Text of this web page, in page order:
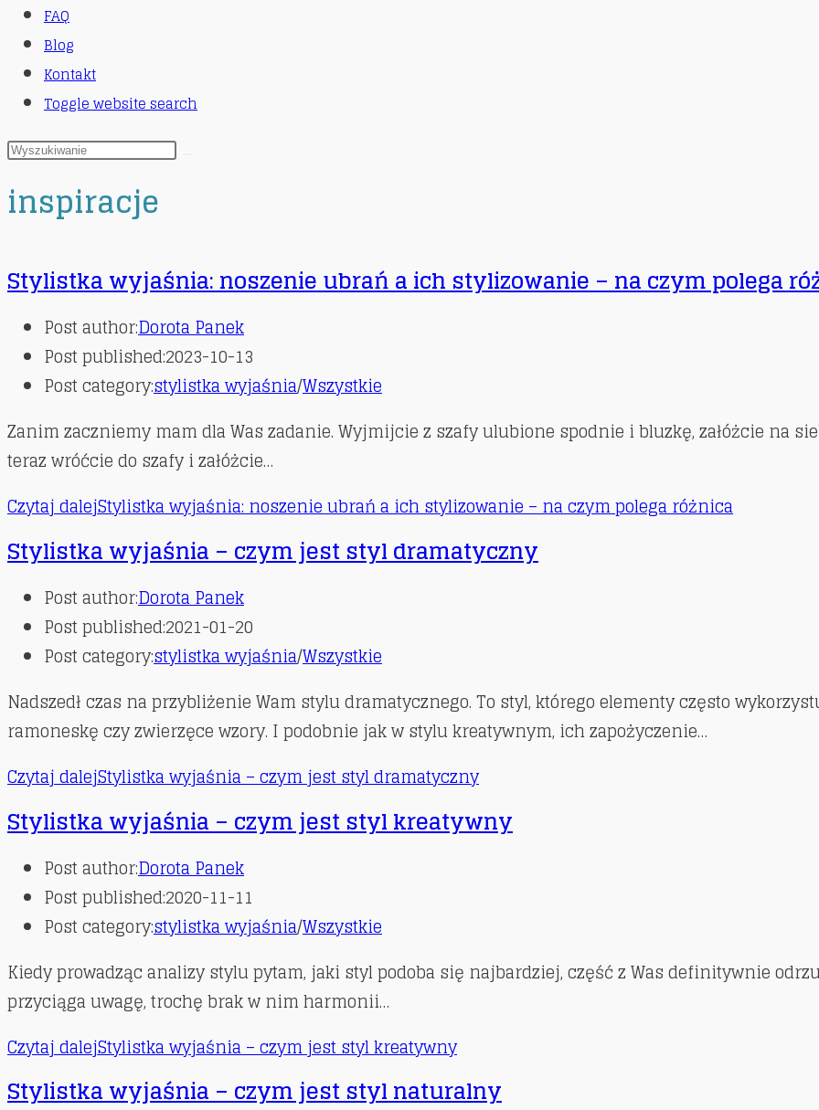
FAQ
Blog
Kontakt
Toggle website search
inspiracje
Stylistka wyjaśnia: noszenie ubrań a ich stylizowanie – na czym polega
Post author:Dorota Panek
Post published:2023-10-13
Post category:stylistka wyjaśnia/Wszystkie
Zanim zaczniemy mam dla Was zadanie. Wyjmijcie z szafy ulubione spodnie i bluzkę, załóżcie na
teraz wróćcie do szafy i załóżcie…
Czytaj dalejStylistka wyjaśnia: noszenie ubrań a ich stylizowanie – na czym polega różnica
Stylistka wyjaśnia – czym jest styl dramatyczny
Post author:Dorota Panek
Post published:2021-01-20
Post category:stylistka wyjaśnia/Wszystkie
Nadszedł czas na przybliżenie Wam stylu dramatycznego. To styl, którego elementy często
ramoneskę czy zwierzęce wzory. I podobnie jak w stylu kreatywnym, ich zapożyczenie…
Czytaj dalejStylistka wyjaśnia – czym jest styl dramatyczny
Stylistka wyjaśnia – czym jest styl kreatywny
Post author:Dorota Panek
Post published:2020-11-11
Post category:stylistka wyjaśnia/Wszystkie
Kiedy prowadząc analizy stylu pytam, jaki styl podoba się najbardziej, część z Was definitywnie
przyciąga uwagę, trochę brak w nim harmonii…
Czytaj dalejStylistka wyjaśnia – czym jest styl kreatywny
Stylistka wyjaśnia – czym jest styl naturalny